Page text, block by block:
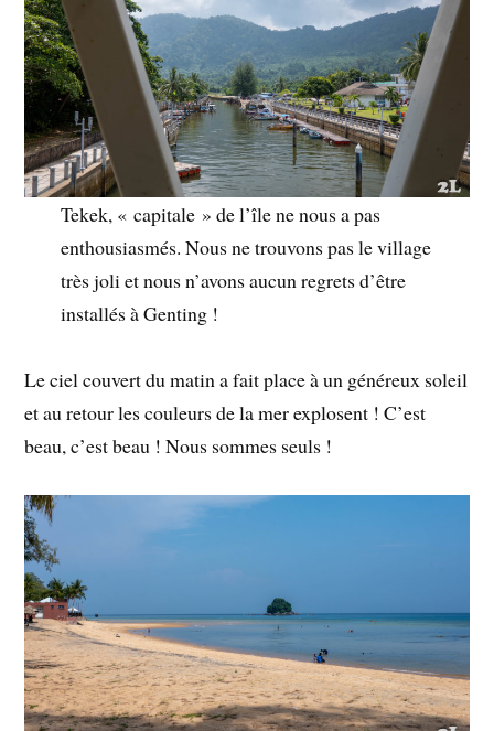
Tekek, « capitale » de l’île ne nous a pas
enthousiasmés. Nous ne trouvons pas le village
très joli et nous n’avons aucun regrets d’être
installés à Genting !
Le ciel couvert du matin a fait place à un généreux soleil
et au retour les couleurs de la mer explosent ! C’est
beau, c’est beau ! Nous sommes seuls !